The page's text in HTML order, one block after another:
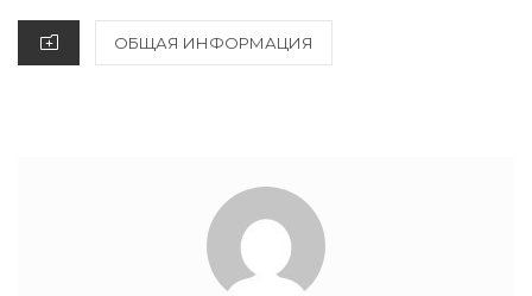
CATEGORIES
ОБЩАЯ ИНФОРМАЦИЯ